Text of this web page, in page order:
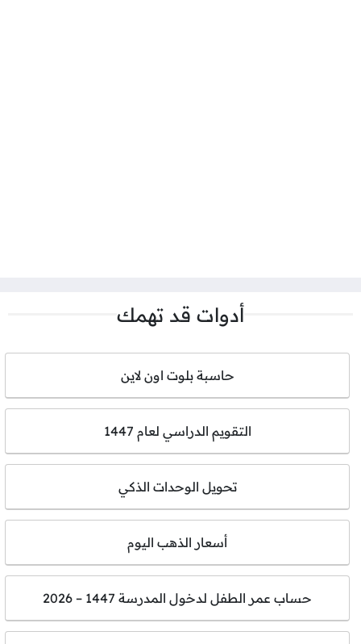
أدوات قد تهمك
حاسبة بلوت اون لاين
التقويم الدراسي لعام 1447
تحويل الوحدات الذكي
أسعار الذهب اليوم
حساب عمر الطفل لدخول المدرسة 1447 – 2026